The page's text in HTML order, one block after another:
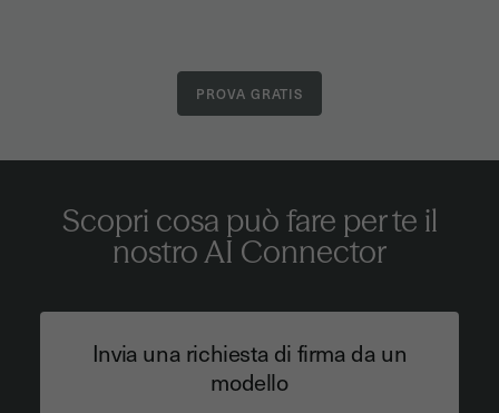
Scopri cosa può fare per te il
nostro AI Connector
Invia una richiesta di firma da un
modello